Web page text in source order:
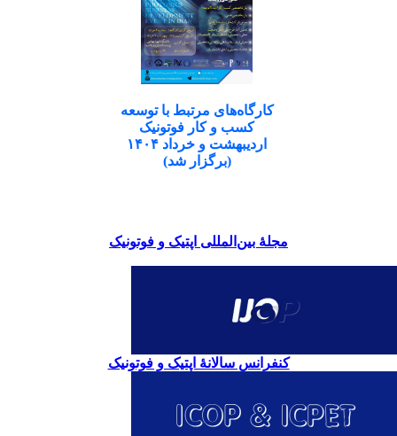
کارگاه‌های مرتبط با توسعه
کسب و کار فوتونیک
اردیبهشت و خرداد ۱۴۰۴
(برگزار شد)
مجلۀ بین‌المللی اپتیک و فوتونیک
کنفرانس سالانۀ اپتیک و فوتونیک